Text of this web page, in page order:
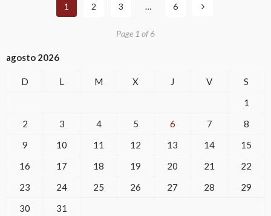
1 2 3 … 6
Page 1 of 6
agosto 2026
D L M X J V
S
1
2
3 4 5 6 7
8
9
10 11 12 13 14
15
16
17 18 19 20 21
22
23
24 25 26 27 28
29
30
31